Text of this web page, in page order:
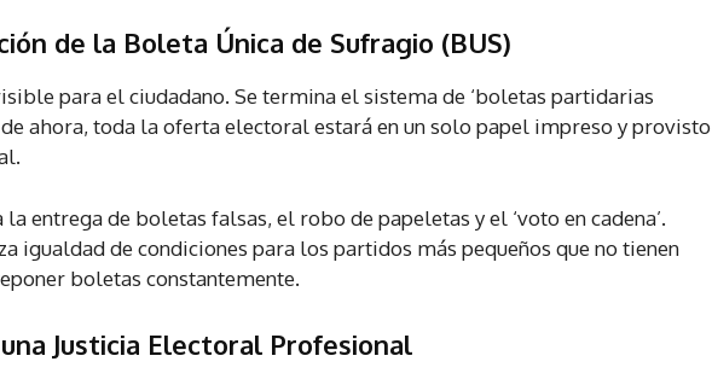
de la Boleta Única de Sufragio (BUS)
para el ciudadano. Se termina el sistema de ‘boletas partidarias
ahora, toda la oferta electoral estará en un solo papel impreso y provisto
la entrega de boletas falsas, el robo de papeletas y el ‘voto en cadena’.
igualdad de condiciones para los partidos más pequeños que no tienen
boletas constantemente.
Justicia Electoral Profesional